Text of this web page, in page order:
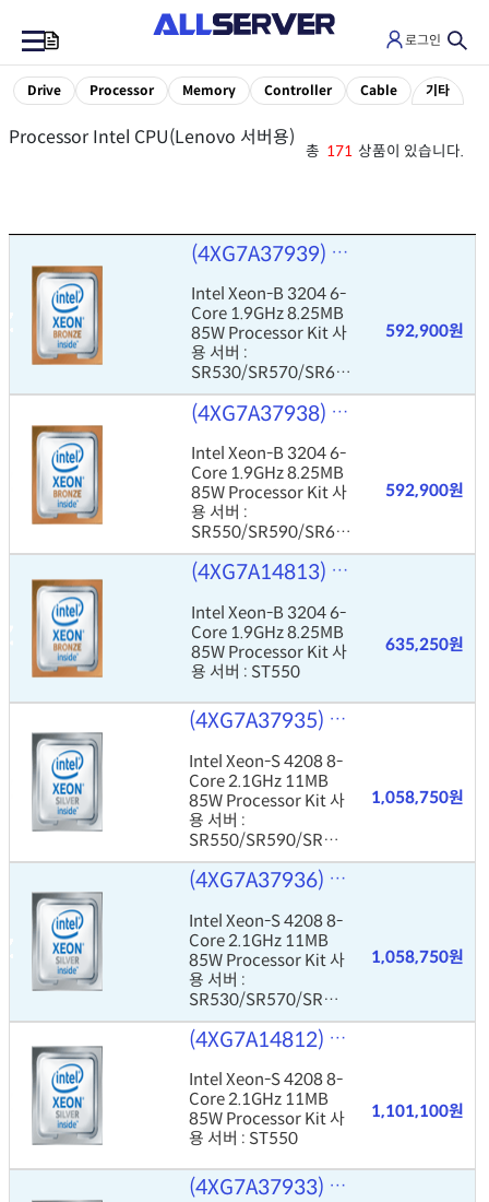
로그인
Drive Processor Memory Controller Cable 기타
Processor Intel CPU(Lenovo 서버용)
총 171 상품이 있습니다.
(4XG7A37939) Intel Xeon-B
Intel Xeon-B 3204 6-
Core 1.9GHz 8.25MB
85W Processor Kit 사
용 서버 :
SR530/SR570/SR63
0
592,900원
(4XG7A37938) Intel Xeon-B
Intel Xeon-B 3204 6-
Core 1.9GHz 8.25MB
85W Processor Kit 사
용 서버 :
SR550/SR590/SR65
0
592,900원
(4XG7A14813) Intel Xeon-B
Intel Xeon-B 3204 6-
Core 1.9GHz 8.25MB
85W Processor Kit 사
용 서버 : ST550
635,250원
(4XG7A37935) Intel Xeon-S
Intel Xeon-S 4208 8-
Core 2.1GHz 11MB
85W Processor Kit 사
용 서버 :
SR550/SR590/SR65
0
1,058,750원
(4XG7A37936) Intel Xeon-S
Intel Xeon-S 4208 8-
Core 2.1GHz 11MB
85W Processor Kit 사
용 서버 :
SR530/SR570/SR63
0
1,058,750원
(4XG7A14812) Intel Xeon-S
Intel Xeon-S 4208 8-
Core 2.1GHz 11MB
85W Processor Kit 사
용 서버 : ST550
1,101,100원
(4XG7A37933) Intel Xeon-S